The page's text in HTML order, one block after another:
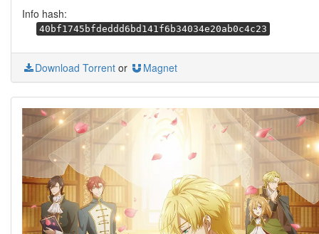
Info hash:
40bf1745bfdeddd6bd141f6b34034e20ab0c4c23
Download Torrent or Magnet